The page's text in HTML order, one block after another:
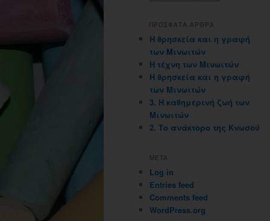
ΠΡΟΣΦΑΤΑ ΑΡΘΡΑ
Η θρησκεία και η γραφή
των Μινωιτών
Η τέχνη των Μινωιτών
Η θρησκεία και η γραφή
των Μινωιτών
3. Η καθημερινή ζωή των
Μινωιτών
2. Το ανάκτορο της Κνωσού
META
Log in
Entries feed
Comments feed
WordPress.org